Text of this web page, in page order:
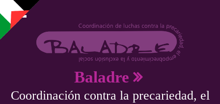
Pasar al contenido principal
Baladre
Coordinación contra la precariedad, el